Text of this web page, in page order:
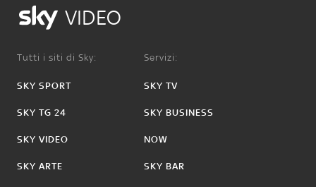
VIDEO
Tutti i siti di Sky:
SKY SPORT
SKY TG 24
SKY VIDEO
SKY ARTE
Servizi:
SKY TV
SKY BUSINESS
NOW
SKY BAR